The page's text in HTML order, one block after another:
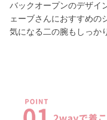
バックオープンのデザイ
ェーブさんにおすすめの
気になる二の腕もしっか